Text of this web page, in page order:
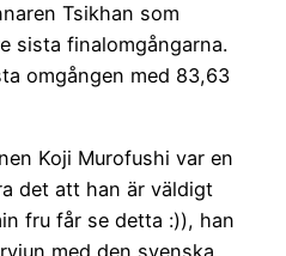
Tsikhan som
sista finalomgångarna.
omgången med 83,63
Koji Murofushi var en
det att han är väldigt
fru får se detta :)), han
med den svenska